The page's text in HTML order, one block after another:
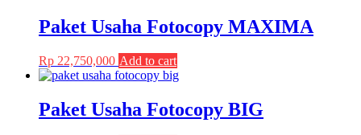
Paket Usaha Fotocopy MAXIMA
Rp 22,750,000 Add to cart
Paket Usaha Fotocopy BIG